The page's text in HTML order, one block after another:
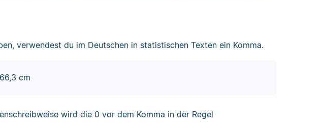
verwendest du im Deutschen in statistischen Texten ein Komma.
cm
wird die 0 vor dem Komma in der Regel